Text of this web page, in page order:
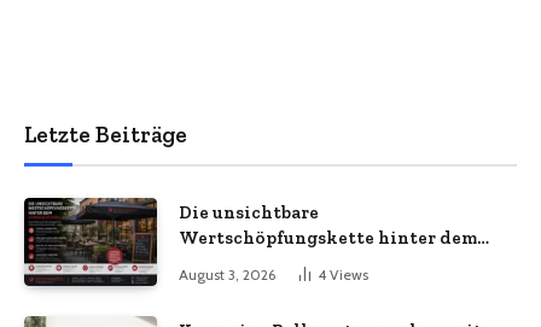
Letzte Beiträge
Die unsichtbare
Wertschöpfungskette hinter dem
Sonnenschirm: Was Import-
Ökonomie, EU-Fertigung und
August 3, 2026 4 Views